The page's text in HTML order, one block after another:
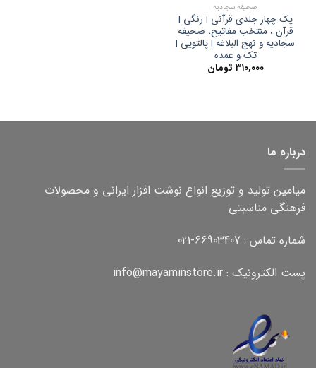
صحیفه سجادیه
پک چهار جلدی قرآنی | رنگی |
قرآن ، منتخب مفاتیح، صحیفه
سجادیه و نهج البلاغه | پالتویی |
تک و عمده
۳۱۰,۰۰۰ تومان
درباره ما
میامین تولید و توزیع انواع نوشت افزار ایرانی و محصولات
فرهنگی مناسبتی
شماره تماس : 66903407-021
پست الکترونیک : info@mayaminstore.ir